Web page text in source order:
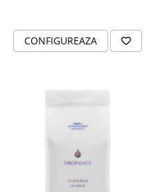
CONFIGUREAZA